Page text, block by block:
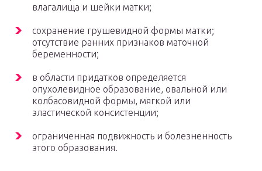
влагалища и шейки матки;
сохранение грушевидной формы матки;
отсутствие ранних признаков маточной
беременности;
в области придатков определяется
опухолевидное образование, овальной или
колбасовидной формы, мягкой или
эластической консистенции;
ограниченная подвижность и болезненность
этого образования.